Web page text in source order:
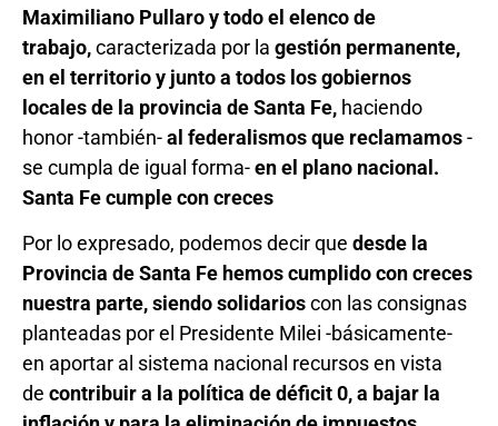
Maximiliano Pullaro y todo el elenco de
trabajo,caracterizada por la gestión permanente,
en el territorio y junto a todos los gobiernos
locales de la provincia de Santa Fe, haciendo
honor -también-al federalismos que reclamamos-
se cumpla de igual forma-en el plano nacional.
Santa Fe cumple con creces
Por lo expresado, podemos decir que desde la
Provincia de Santa Fe hemos cumplido con creces
nuestra parte, siendo solidarioscon las consignas
planteadas por el Presidente Milei -básicamente-
en aportar al sistema nacional recursos en vista
de contribuir a la política de déficit 0, a bajar la